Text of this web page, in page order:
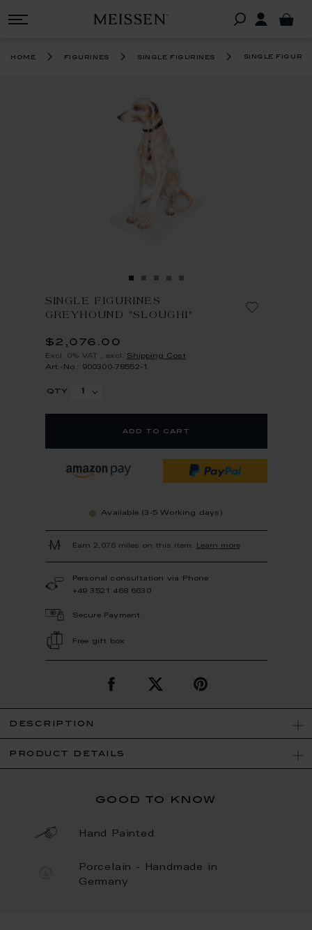
home figurines single figurines single
SINGLE FIGURINES
GREYHOUND "SLOUGHI"
$2,076.00
Excl. 0% VAT excl. Shipping Cost
Art.-No.: 900300-78552-1
qty
add to cart
Available (3-5 Working days)
Earn 2,076 miles on this item. Learn more
Personal consultation via Phone
+49 3521 468 6630
Secure Payment
Free gift box
description
product details
good to know
Hand Painted
Porcelain - Handmade in
Germany